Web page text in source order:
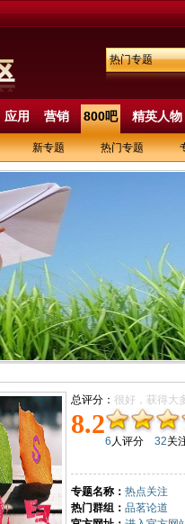
热门专题
应用 营销 800吧 精英人物
新专题 热门专题
总评分： 很好，获得大
8.2
6 人评分 32
专题名称： 热点关注
热门群组： 品茗论道